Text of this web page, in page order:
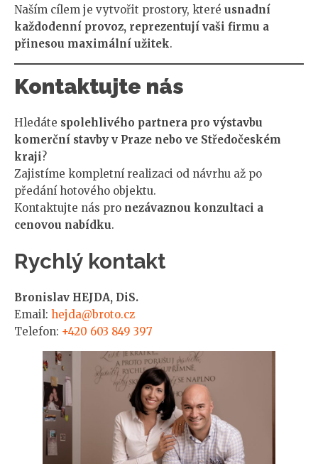
Naším cílem je vytvořit prostory, které usnadní
každodenní provoz, reprezentují vaši firmu a
přinesou maximální užitek.
Kontaktujte nás
Hledáte spolehlivého partnera pro výstavbu
komerční stavby v Praze nebo ve Středočeském
kraji?
Zajistíme kompletní realizaci od návrhu až po
předání hotového objektu.
Kontaktujte nás pro nezávaznou konzultaci a
cenovou nabídku.
Rychlý kontakt
Bronislav HEJDA, DiS.
Email: hejda@broto.cz
Telefon: +420 603 849 397